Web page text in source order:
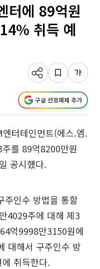
터에 89억원
취득 예
구글 선호매체 추가
터테인먼트(에스.엠.
를 89억8200만원
공시했다.
주인수 방법을 통할
4029주에 대해 제3
억9998만3150원에
대해서 구주인수 방
취득한다.